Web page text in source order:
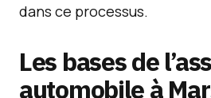
dans ce processus.
Les bases de
automobile à